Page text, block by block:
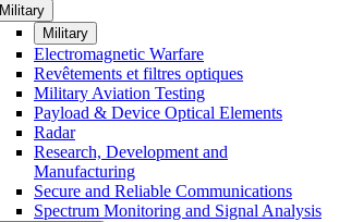
Military
Military
Electromagnetic Warfare
Revêtements et filtres optiques
Military Aviation Testing
Payload & Device Optical Elements
Radar
Research, Development and
Manufacturing
Secure and Reliable Communications
Spectrum Monitoring and Signal Analysis